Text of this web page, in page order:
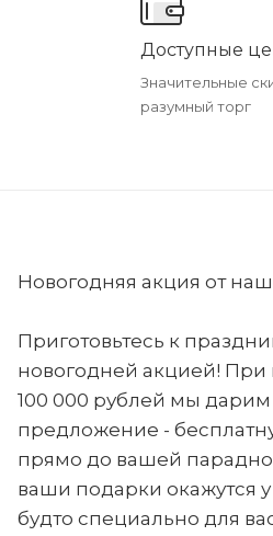
Доступные
Значительные
разумный торг
Новогодняя акция от
Приготовьтесь к
новогодней акцией! При
100 000 рублей мы
предложение -
прямо до вашей
ваши подарки окажутся
будто специально для